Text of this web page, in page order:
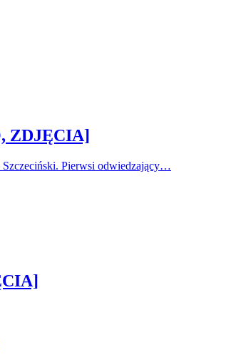
ZDJĘCIA]
Szczeciński. Pierwsi odwiedzający…